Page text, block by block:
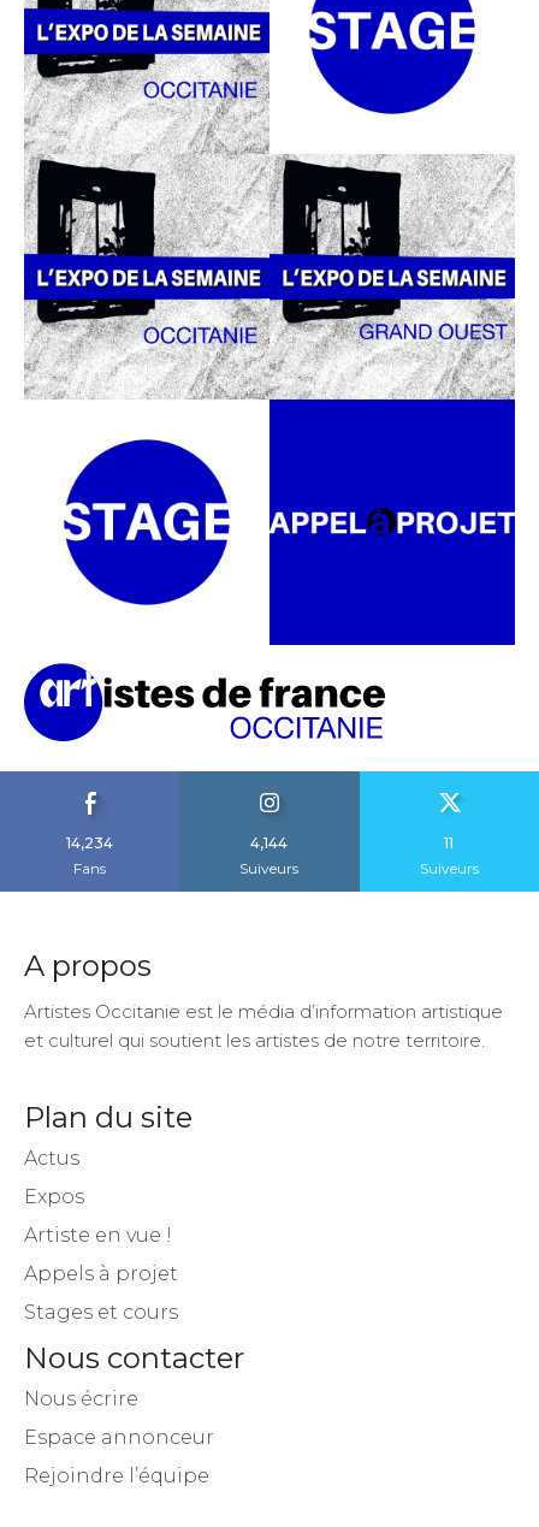
14,234
Fans
4,144
Suiveurs
11
Suiveurs
A propos
Artistes Occitanie est le média d’information artistique
et culturel qui soutient les artistes de notre territoire.
Plan du site
Actus
Expos
Artiste en vue !
Appels à projet
Stages et cours
Nous contacter
Nous écrire
Espace annonceur
Rejoindre l’équipe